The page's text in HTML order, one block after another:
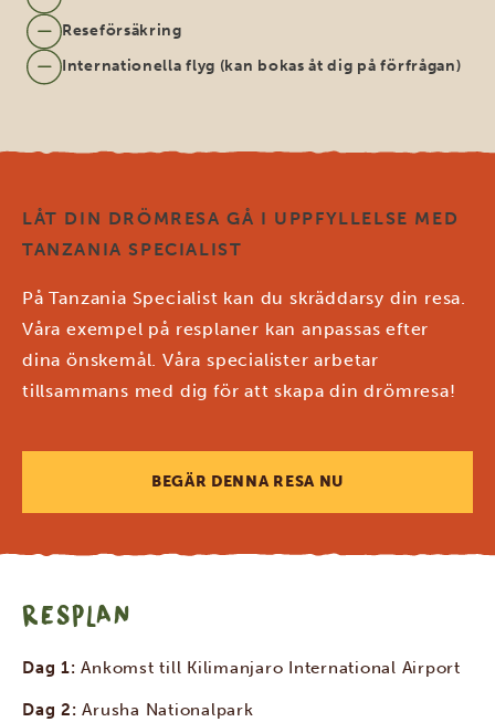
Reseförsäkring
Internationella flyg (kan bokas åt dig på förfrågan)
LÅT DIN DRÖMRESA GÅ I UPPFYLLELSE MED
TANZANIA SPECIALIST
På Tanzania Specialist kan du skräddarsy din resa.
Våra exempel på resplaner kan anpassas efter
dina önskemål. Våra specialister arbetar
tillsammans med dig för att skapa din drömresa!
BEGÄR DENNA RESA NU
RESPLAN
Dag 1:Ankomst till Kilimanjaro International Airport
Dag 2:Arusha Nationalpark